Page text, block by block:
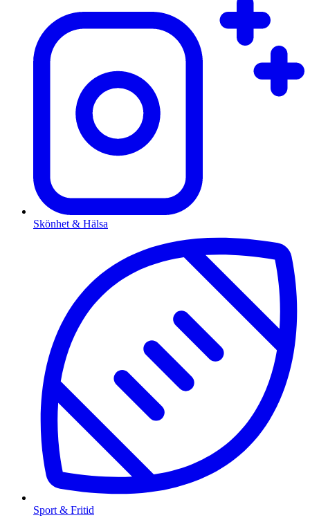
Skönhet & Hälsa
Sport & Fritid